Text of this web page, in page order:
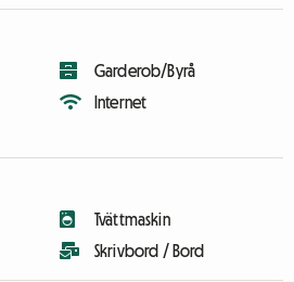
Garderob/Byrå
Internet
Tvättmaskin
Skrivbord / Bord